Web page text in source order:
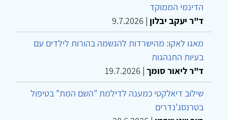
הדינמי הממוקד
ד"ר יעקב יבלון |
9.7.2026
מאגו לאקו: מהישרדות להגשמה בהורות לילדים עם
בעיות התנהגות
ד"ר ליאור סומך |
19.7.2026
שילוב דיאלקטי כמענה לדילמת "השם המת" בטיפול
בטרנסג'נדרים